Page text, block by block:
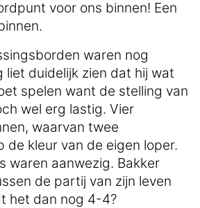
voor ons binnen! Een
waren nog
liet duidelijk zien dat hij wat
spelen want de stelling van
wel erg lastig. Vier
waarvan twee
de kleur van de eigen loper.
waren aanwezig. Bakker
de partij van zijn leven
het dan nog 4-4?